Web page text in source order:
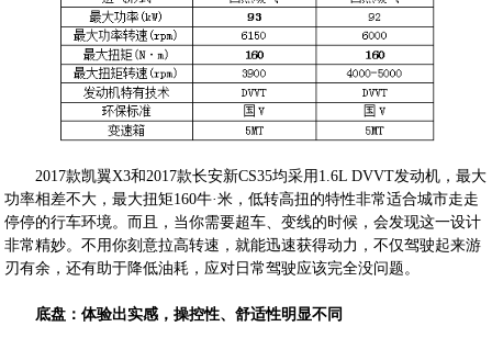
2017款凯翼X3和2017款长安新CS35均采用1.6L DVVT发动机，最大
功率相差不大，最大扭矩160牛·米，低转高扭的特性非常适合城市走走
停停的行车环境。而且，当你需要超车、变线的时候，会发现这一设计
非常精妙。不用你刻意拉高转速，就能迅速获得动力，不仅驾驶起来游
刃有余，还有助于降低油耗，应对日常驾驶应该完全没问题。
底盘：体验出实感，操控性、舒适性明显不同